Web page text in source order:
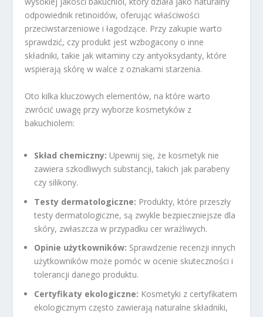
odpowiednik retinoidów, oferując właściwości
przeciwstarzeniowe i łagodzące. Przy zakupie warto
sprawdzić, czy produkt jest wzbogacony o inne
składniki, takie jak witaminy czy antyoksydanty, które
wspierają skórę w walce z oznakami starzenia.
Oto kilka kluczowych elementów, na które warto
zwrócić uwagę przy wyborze kosmetyków z
bakuchiolem:
Skład chemiczny: Upewnij się, że kosmetyk nie
zawiera szkodliwych substancji, takich jak parabeny
czy silikony.
Testy dermatologiczne: Produkty, które przeszły
testy dermatologiczne, są zwykle bezpieczniejsze dla
skóry, zwłaszcza w przypadku cer wrażliwych.
Opinie użytkowników: Sprawdzenie recenzji innych
użytkowników może pomóc w ocenie skuteczności i
tolerancji danego produktu.
Certyfikaty ekologiczne: Kosmetyki z certyfikatem
ekologicznym często zawierają naturalne składniki,